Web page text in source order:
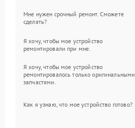
Мне нужен срочный ремонт. Сможете
сделать?
Я хочу, чтобы мое устройство
ремонтировали при мне.
Я хочу, чтобы мое устройство
ремонтировалось только оригинальными
запчастями.
Как я узнаю, что мое устройство готово?